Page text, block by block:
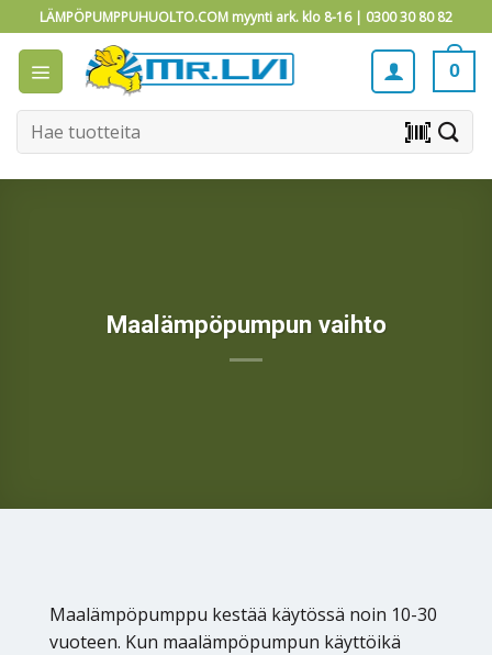
to
content
LÄMPÖPUMPPUHUOLTO.COM myynti ark. klo 8-16 | 0300 30 80 82
0
Etsi: barcode_scanner
Maalämpöpumpun vaihto
Maalämpöpumppu kestää käytössä noin 10-30
vuoteen. Kun maalämpöpumpun käyttöikä